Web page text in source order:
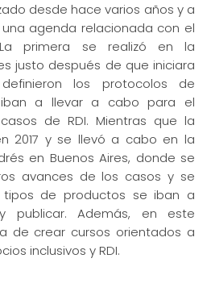
desde hace varios años y a
agenda relacionada con el
La primera se realizó en la
justo después de que iniciara
los protocolos de
a llevar a cabo para el
de RDI. Mientras que la
2017 y se llevó a cabo en la
en Buenos Aires, donde se
avances de los casos y se
de productos se iban a
publicar. Además, en este
de crear cursos orientados a
inclusivos y RDI.